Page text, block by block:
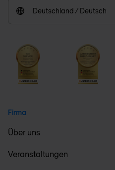
Deutschland / Deutsch
Firma
Über uns
Veranstaltungen